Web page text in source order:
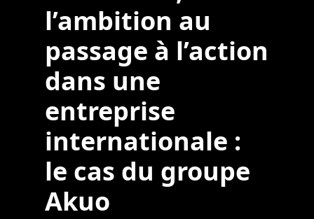
l’ambition au
passage à l’action
dans une
entreprise
internationale :
le cas du groupe
Akuo